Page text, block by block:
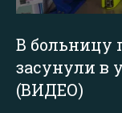
В больницу
засунули в
(ВИДЕО)